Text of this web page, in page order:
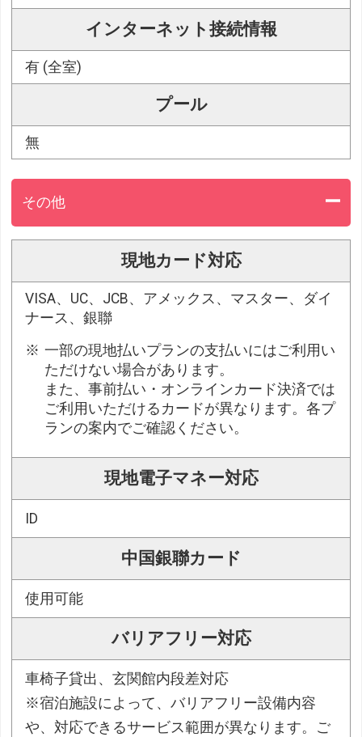
インターネット接続情報
有 (全室)
プール
無
その他
現地カード対応
VISA、UC、JCB、アメックス、マスター、ダイ
ナース、銀聯
一部の現地払いプランの支払いにはご利用い
ただけない場合があります。
また、事前払い・オンラインカード決済では
ご利用いただけるカードが異なります。各プ
ランの案内でご確認ください。
現地電子マネー対応
ID
中国銀聯カード
使用可能
バリアフリー対応
車椅子貸出、玄関館内段差対応
※宿泊施設によって、バリアフリー設備内容
や、対応できるサービス範囲が異なります。ご